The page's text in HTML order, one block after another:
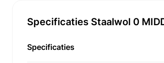
Specificaties Staalwol 0
Specificaties